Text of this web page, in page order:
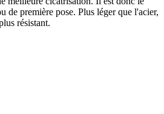
de première pose. Plus léger que l'acier,
résistant.